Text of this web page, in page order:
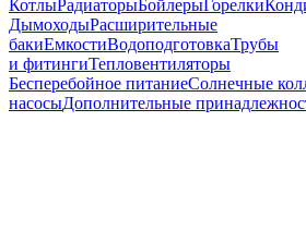
КотлыРадиаторыБойлеры Горелки
ДымоходыРасширительные
бакиЕмкостиВодоподготовкаТрубы
и фитингиТепловентиляторы
Бесперебойное питаниеСолнечные
насосыДополнительные